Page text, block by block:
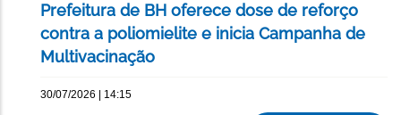
Prefeitura de BH oferece dose de reforço
contra a poliomielite e inicia Campanha de
Multivacinação
30/07/2026 | 14:15